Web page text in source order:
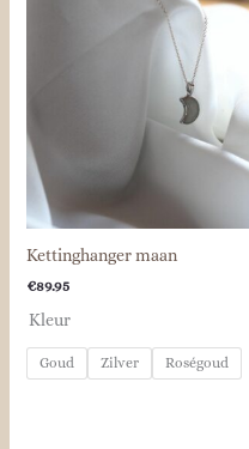
Kettinghanger maan
€89.95
Kleur
Goud Zilver Roségoud